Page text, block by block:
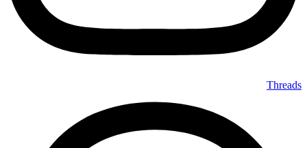
Threads